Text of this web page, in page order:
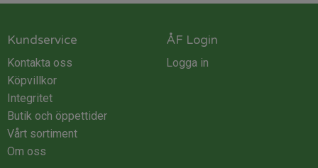
Kundservice
Kontakta oss
Köpvillkor
Integritet
Butik och öppettider
Vårt sortiment
Om oss
ÅF Login
Logga in